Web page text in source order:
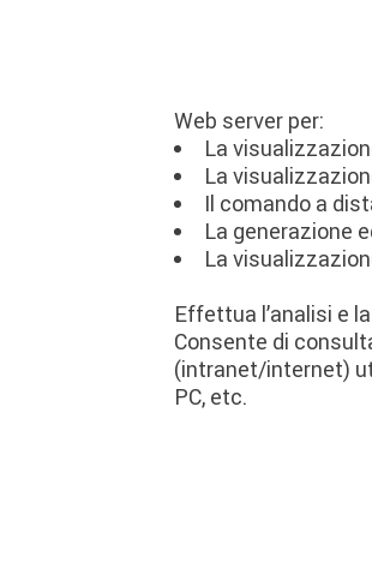
Web server per:
La
La
Il comando a
La generazione
La
Effettua l’analisi e
Consente di
(intranet/internet)
PC, etc.